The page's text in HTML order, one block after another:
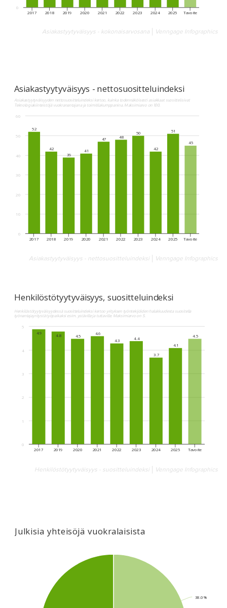
Asiakastyytyväisyys - kokonaisarvosana Venngage Infographics
Asiakastyytyväisyys - nettosuositteluindeksi Venngage Infographics
Henkilöstötyytyväisyys - suositteluindeksi Venngage Infographics